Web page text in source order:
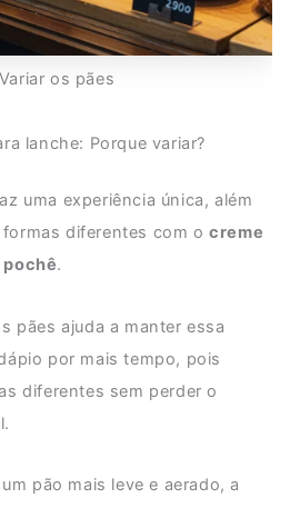
Variar os pães
lanche: Porque variar?
uma experiência única, além
diferentes com ocreme
pochê.
pães ajuda a manter essa
por mais tempo, pois
diferentes sem perder o
pão mais leve e aerado, a